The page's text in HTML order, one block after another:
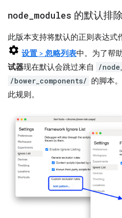
node modules 的默认排
此版本支持将默认的正则表达式
设置 > 忽略列表中。为了帮
试器现在默认会跳过来自 /
/bower_components/ 的脚本
此规则。